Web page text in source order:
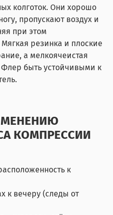
колготок. Они хорошо
пропускают воздух и
при этом
резинка и плоские
а мелкоячеистая
Флер быть устойчивыми к
КОМПРЕССИИ
к
к вечеру (следы от